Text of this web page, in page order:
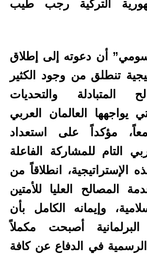
التركية رجب طيب
أن دعوته إلى إطلاق
تنطلق من وجود الكثير
المتبادلة والتحديات
يواجهها العالمان العربي
مؤكداً على استعداد
التام للمشاركة الفاعلة
الإستراتيجية، انطلاقاً من
المصالح العليا للأمتين
وإيمانه الكامل بأن
البرلمانية أصبحت مكملاً
الرسمية في الدفاع عن كافة